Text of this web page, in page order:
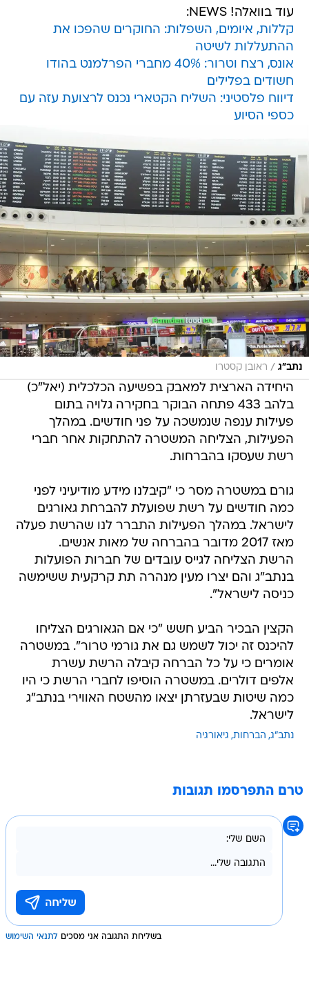
עוד בוואלה! NEWS:
קללות, איומים, השפלות: החוקרים שהפכו את
ההתעללות לשיטה
אונס, רצח וטרור: 40% מחברי הפרלמנט בהודו
חשודים בפלילים
דיווח פלסטיני: השליח הקטארי נכנס לרצועת עזה עם
כספי הסיוע
נתב"ג / ראובן קסטרו
היחידה הארצית למאבק בפשיעה הכלכלית (יאל"כ)
בלהב 433 פתחה הבוקר בחקירה גלויה בתום
פעילות ענפה שנמשכה על פני חודשים. במהלך
הפעילות, הצליחה המשטרה להתחקות אחר חברי
רשת שעסקו בהברחות.
גורם במשטרה מסר כי "קיבלנו מידע מודיעיני לפני
כמה חודשים על רשת שפועלת להברחת גאורגים
לישראל. במהלך הפעילות התברר לנו שהרשת פעלה
מאז 2017 מדובר בהברחה של מאות אנשים.
הרשת הצליחה לגייס עובדים של חברות הפועלות
בנתב"ג והם יצרו מעין מנהרה תת קרקעית ששימשה
כניסה לישראל".
הקצין הבכיר הביע חשש "כי אם הגאורגים הצליחו
להיכנס זה יכול לשמש גם את גורמי טרור". במשטרה
אומרים כי על כל הברחה קיבלה הרשת עשרת
אלפים דולרים. במשטרה הוסיפו לחברי הרשת כי היו
כמה שיטות שבעזרתן יצאו מהשטח האווירי בנתב"ג
לישראל.
נתב"ג הברחות גיאורגיה
טרם התפרסמו תגובות
בשליחת התגובה אני מסכים לתנאי השימוש